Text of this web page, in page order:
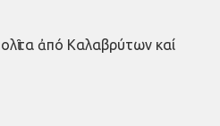
ἀπό Καλαβρύτων καί